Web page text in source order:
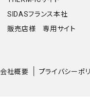
SIDASフランス本社
販売店様 専用サイト
会社概要 プライバシーポ